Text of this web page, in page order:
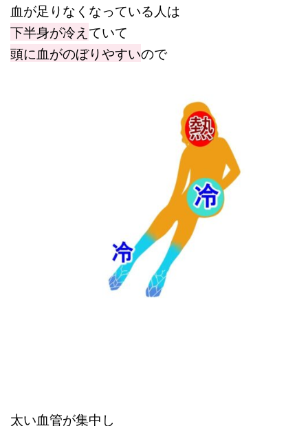
血が足りなくなっている人は
下半身が冷え ていて
頭に血がのぼりやすいので
太い血管が集中し